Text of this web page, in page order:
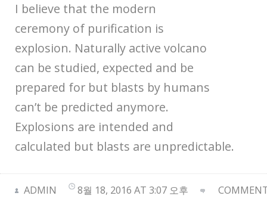
I believe that the modern
ceremony of purification is
explosion. Naturally active volcano
can be studied, expected and be
prepared for but blasts by humans
can’t be predicted anymore.
Explosions are intended and
calculated but blasts are unpredictable.
ADMIN 8월 18, 2016 AT 3:07 오후